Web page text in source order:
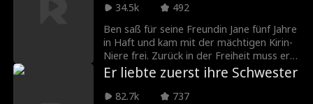
Stattdessen ließ sie ein Königreich hinter
sich, das für sie nun unerreichbar ist.
34.5k
492
Ben saß für seine Freundin Jane fünf Jahre
in Haft und kam mit der mächtigen Kirin-
Niere frei. Zurück in der Freiheit muss er
erkennen, dass Jane ihn mit ihrem Boss
Brandon betrogen hat. Am Boden
zerstört, beginnt er für Quincy, CEO der
Er liebte zuerst ihre Schwester
82.7k
737